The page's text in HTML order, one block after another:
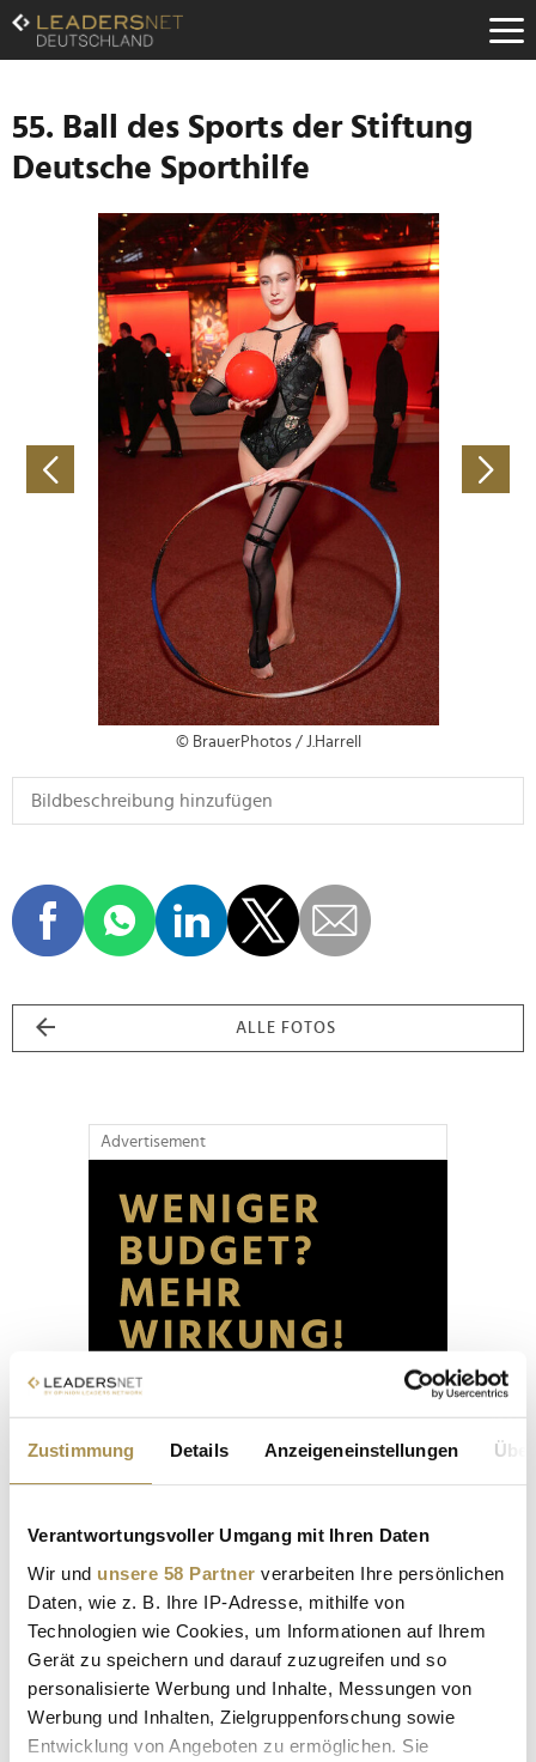
Zustimmung Details Anzeigeneinstellungen
Verantwortungsvoller Umgang mit Ihren Daten
Wir und unsere 58 Partner verarbeiten Ihre persönlichen
Daten, wie z. B. Ihre IP-Adresse, mithilfe von
Technologien wie Cookies, um Informationen auf Ihrem
Gerät zu speichern und darauf zuzugreifen und so
personalisierte Werbung und Inhalte, Messungen von
Werbung und Inhalten, Zielgruppenforschung sowie
Entwicklung von Angeboten zu ermöglichen. Sie
Zum
Inhalt
Zur
Navigation
Zur
Hauptnavigation
55. Ball des Sports der Stiftung
Deutsche Sporthilfe
© BrauerPhotos / J.Harrell
ALLE FOTOS
Advertisement